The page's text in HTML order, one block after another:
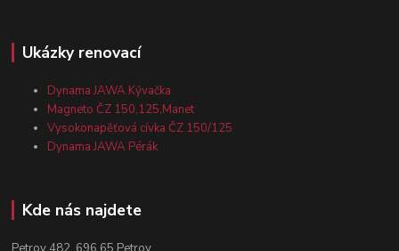
Ukázky renovací
Dynama JAWA Kývačka
Magneto ČZ 150,125,Manet
Vysokonapěťová cívka ČZ 150/125
Dynama JAWA Pérák
Kde nás najdete